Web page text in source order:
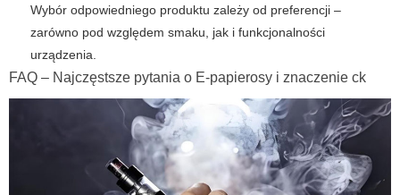
Wybór odpowiedniego produktu zależy od preferencji –
zarówno pod względem smaku, jak i funkcjonalności
urządzenia.
FAQ – Najczęstsze pytania o E-papierosy i znaczenie ck